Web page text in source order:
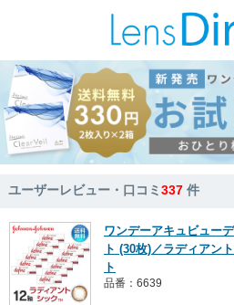
ユーザーレビュー・口コミ337 件
ワンデーアキュビュー
ト (30枚)／ラディアン
ト
品番：6639